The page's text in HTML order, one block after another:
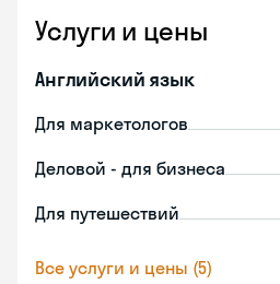
Услуги и цены
Английский язык
Для маркетологов
Деловой - для бизнеса
Для путешествий
Все услуги и цены (5)